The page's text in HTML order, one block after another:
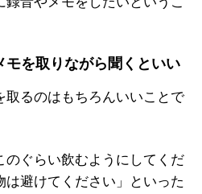
モを取りながら聞くといい
るのはもちろんいいことで
ぐらい飲むようにしてくだ
は避けてください」といった